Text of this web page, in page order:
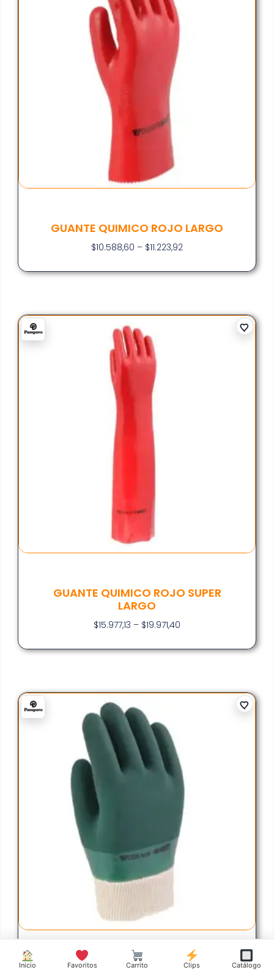
GUANTE QUIMICO ROJO LARGO
$10.588,60 – $11.223,92
GUANTE QUIMICO ROJO SUPER
LARGO
$15.977,13 – $19.971,40
GUANTE GRIP ASPERO VERDE CON
Inicio Favoritos Carrito Clips Catálogo